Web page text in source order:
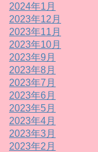
2024年1月
2023年12月
2023年11月
2023年10月
2023年9月
2023年8月
2023年7月
2023年6月
2023年5月
2023年4月
2023年3月
2023年2月